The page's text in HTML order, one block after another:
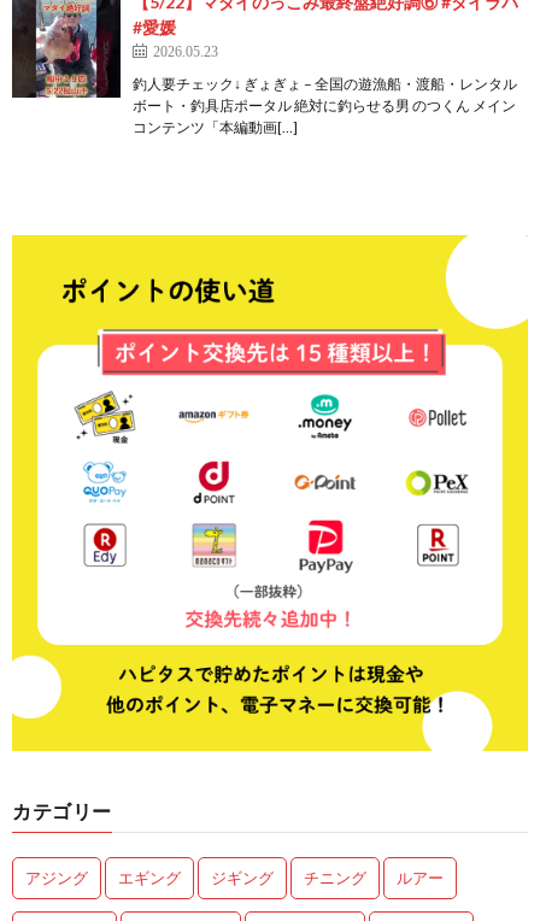
#愛媛
2026.05.23
釣人要チェック↓ ぎょぎょ – 全国の遊漁船・渡船・レンタル
ボート・釣具店ポータル 絶対に釣らせる男 のつくん メイン
コンテンツ「本編動画[…]
カテゴリー
アジング エギング ジギング チニング ルアー